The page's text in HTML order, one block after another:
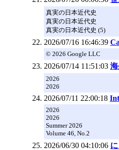
真実の日本近代史
真実の日本近代史
真実の日本近代史 (5)
2026/07/16 16:46:39
© 2026 Google LLC
2026/07/14 11:51:03
2026
2026
2026/07/11 22:00:18
2026
2026
Summer 2026
Volume 46, No.2
2026/06/30 04:10:06